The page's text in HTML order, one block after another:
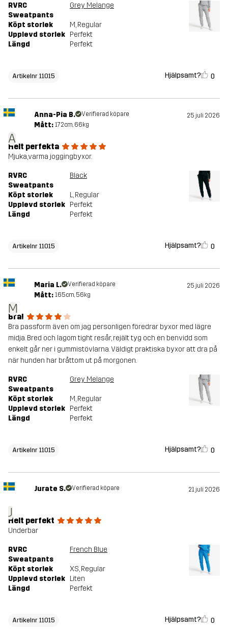
RVRC
Sweatpants
Grey Melange
Köpt storlek M, Regular
Upplevd storlek Perfekt
Längd
Perfekt
Artikelnr 11015 Hjälpsamt? 0
A
Anna-Pia B. Verifierad köpare 25 juli 2026
Mått: 172cm, 66kg
Helt perfekta
Mjuka,varma joggingbyxor.
RVRC
Sweatpants
Black
Köpt storlek L, Regular
Upplevd storlek Perfekt
Längd
Perfekt
Artikelnr 11015 Hjälpsamt? 0
M
Maria L. Verifierad köpare 25 juli 2026
Mått: 165cm, 56kg
Bra!
Bra passform även om jag personligen föredrar byxor med lägre
midja. Bred och lagom tight resår, rejält tyg och en benvidd som
enkelt går ner i gummistövlarna. Väldigt praktiska byxor att dra på
när hunden har bråttom ut på morgonen.
RVRC
Sweatpants
Grey Melange
Köpt storlek M, Regular
Upplevd storlek Perfekt
Längd
Perfekt
Artikelnr 11015 Hjälpsamt? 0
J
Jurate S. Verifierad köpare 21 juli 2026
Helt perfekt
Underbar
RVRC
Sweatpants
French Blue
Köpt storlek XS, Regular
Upplevd storlek Liten
Längd
Perfekt
Artikelnr 11015 Hjälpsamt? 0